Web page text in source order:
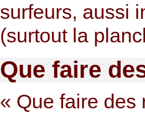
surfeurs, aussi
(surtout la
Que faire
« Que faire des